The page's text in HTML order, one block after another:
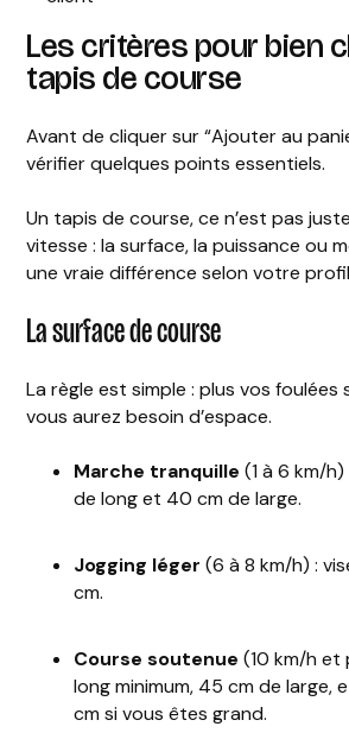
Les critères pour bien
tapis de course
Avant de cliquer sur “Ajouter au
vérifier quelques points essentiels.
Un tapis de course, ce n’est pas
vitesse : la surface, la puissance ou
une vraie différence selon votre
La surface de course
La règle est simple : plus vos foulées
vous aurez besoin d’espace.
Marche tranquille (1 à 6 km/
de long et 40 cm de large.
Jogging léger (6 à 8 km/h) :
cm.
Course soutenue (10 km/h et
long minimum, 45 cm de large,
cm si vous êtes grand.